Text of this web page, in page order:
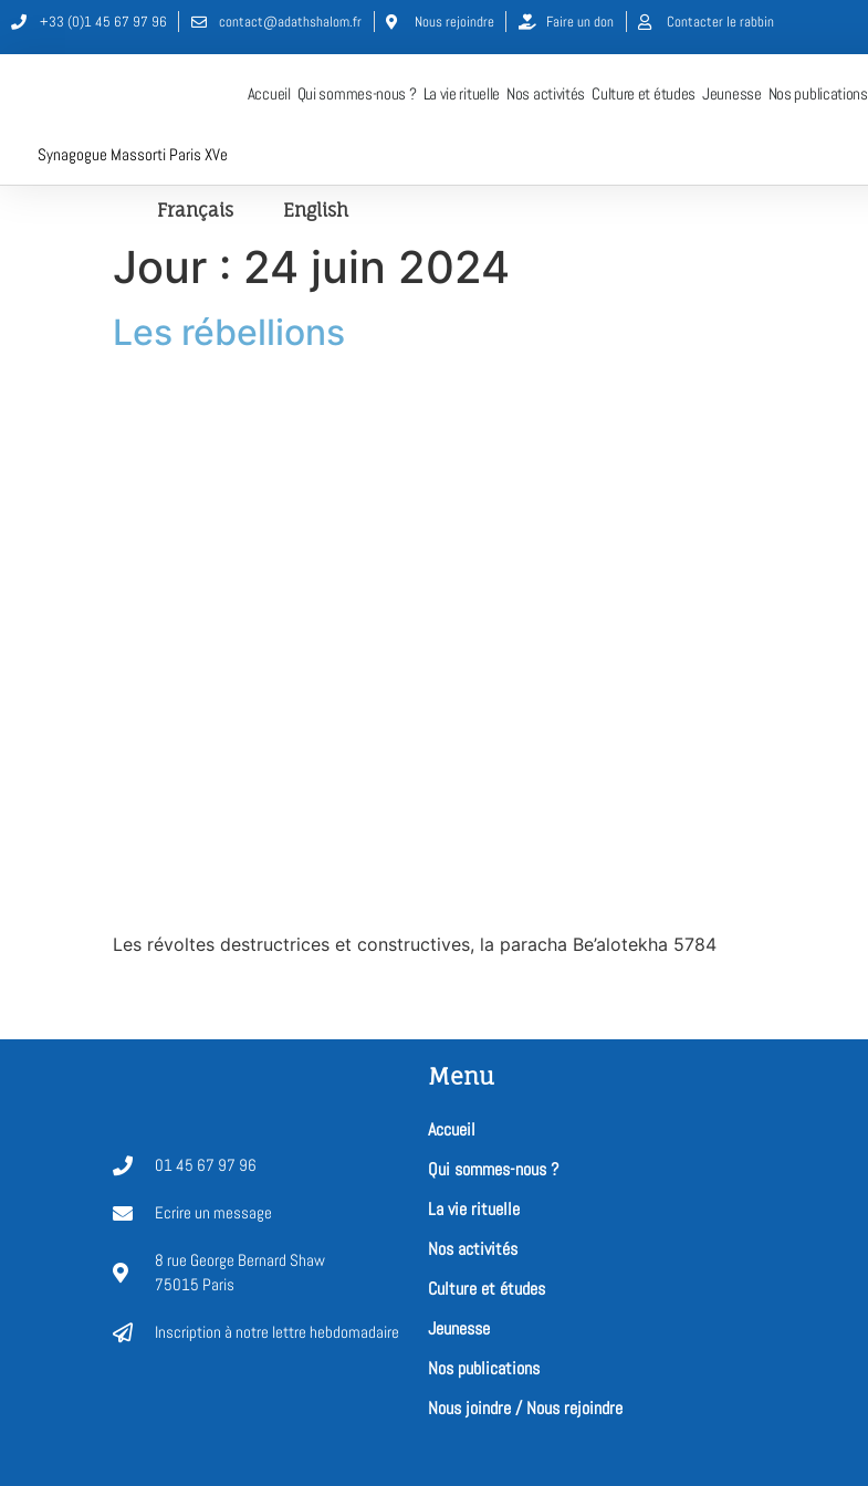
+33 (0)1 45 67 97 96 contact@adathshalom.fr Nous rejoindre Faire un don Contacter le rabbin
Synagogue Massorti Paris XVe
Accueil Qui sommes-nous ? La vie rituelle Nos activités Culture et études Jeunesse Nos publications
Français English
Jour : 24 juin 2024
Les rébellions
Les révoltes destructrices et constructives, la paracha Be’alotekha 5784
01 45 67 97 96
Ecrire un message
8 rue George Bernard Shaw
75015 Paris
Inscription à notre lettre hebdomadaire
Menu
Accueil
Qui sommes-nous ?
La vie rituelle
Nos activités
Culture et études
Jeunesse
Nos publications
Nous joindre / Nous rejoindre